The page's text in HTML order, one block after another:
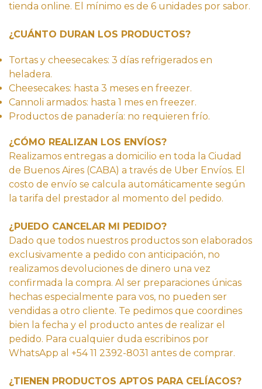
tienda online. El mínimo es de 6 unidades por sabor.
¿CUÁNTO DURAN LOS PRODUCTOS?
Tortas y cheesecakes: 3 días refrigerados en
heladera.
Cheesecakes: hasta 3 meses en freezer.
Cannoli armados: hasta 1 mes en freezer.
Productos de panadería: no requieren frío.
¿CÓMO REALIZAN LOS ENVÍOS?
Realizamos entregas a domicilio en toda la Ciudad
de Buenos Aires (CABA) a través de Uber Envíos. El
costo de envío se calcula automáticamente según
la tarifa del prestador al momento del pedido.
¿PUEDO CANCELAR MI PEDIDO?
Dado que todos nuestros productos son elaborados
exclusivamente a pedido con anticipación, no
realizamos devoluciones de dinero una vez
confirmada la compra. Al ser preparaciones únicas
hechas especialmente para vos, no pueden ser
vendidas a otro cliente. Te pedimos que coordines
bien la fecha y el producto antes de realizar el
pedido. Para cualquier duda escribinos por
WhatsApp al +54 11 2392-8031 antes de comprar.
¿TIENEN PRODUCTOS APTOS PARA CELÍACOS?